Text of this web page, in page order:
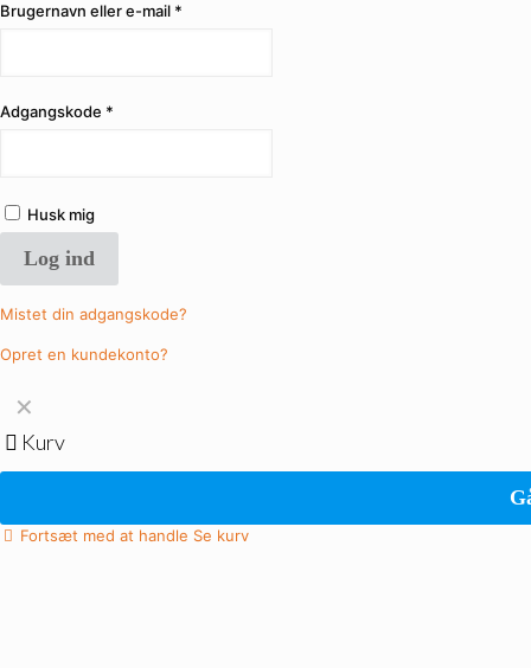
Brugernavn eller e-mail *
Adgangskode *
Husk mig
Log ind
Mistet din adgangskode?
Opret en kundekonto?
✕
Kurv
Fortsæt med at handle Se kurv